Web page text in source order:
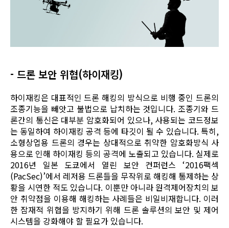
- 드론 보안 위협(하이재킹)
하이재킹은 대표적인 드론 해킹의 방식으로 비행 중인 드론의
조종기능을 빼앗고 불법으로 납치하는 것입니다. 조종기와 드
론간의 통신은 대부분 암호화되어 있으나, 사용되는 코드정보
는 동일하여 하이재킹 공격 등에 타깃이 될 수 있습니다. 특히,
소형상업용 드론의 경우는 상대적으로 취약한 암호화방식 사
용으로 인해 하이재킹 등의 공격에 노출되고 있습니다. 실제로
2016년 일본 도쿄에서 열린 보안 컨퍼런스 ‘2016팩섹
(PacSec)’에서 레저용 드론들을 무작위로 해킹해 통제하는 상
황을 시연한 적도 있습니다. 이뿐만 아니라 원격제어장치의 보
안 취약점을 이용해 해킹하는 사례들은 비일비재합니다. 이러
한 잠재적 위협을 방지하기 위해 드론 솔루션의 보안 및 제어
시스템을 강화해야 할 필요가 있습니다.